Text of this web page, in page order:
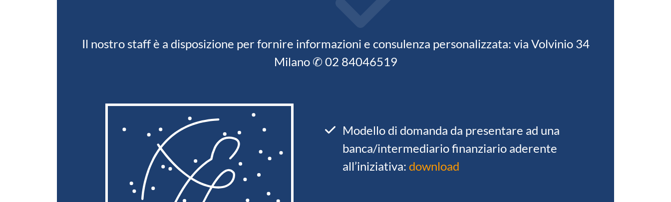
Il nostro staff è a disposizione per fornire informazioni e consulenza personalizzata: via Volvinio 34
Milano ✆ 02 84046519
Modello di domanda da presentare ad una
banca/intermediario finanziario aderente
all’iniziativa: download